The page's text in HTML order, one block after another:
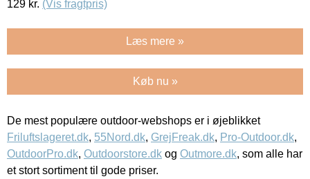
129 kr. (Vis fragtpris)
Læs mere »
Køb nu »
De mest populære outdoor-webshops er i øjeblikket
Friluftslageret.dk, 55Nord.dk, GrejFreak.dk, Pro-Outdoor.dk,
OutdoorPro.dk, Outdoorstore.dk og Outmore.dk, som alle har
et stort sortiment til gode priser.